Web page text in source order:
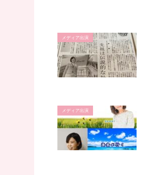
メディア出演
メディア出演